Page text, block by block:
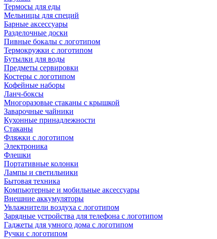
Термосы для еды
Мельницы для специй
Барные аксессуары
Разделочные доски
Пивные бокалы с логотипом
Термокружки с логотипом
Бутылки для воды
Предметы сервировки
Костеры с логотипом
Кофейные наборы
Ланч-боксы
Многоразовые стаканы с крышкой
Заварочные чайники
Кухонные принадлежности
Стаканы
Фляжки с логотипом
Электроника
Флешки
Портативные колонки
Лампы и светильники
Бытовая техника
Компьютерные и мобильные аксессуары
Внешние аккумуляторы
Увлажнители воздуха с логотипом
Зарядные устройства для телефона с логотипом
Гаджеты для умного дома с логотипом
Ручки с логотипом